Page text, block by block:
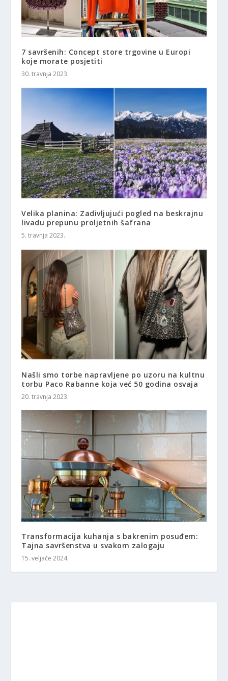
7 savršenih: Concept store trgovine u Europi
koje morate posjetiti
30. travnja 2023.
Velika planina: Zadivljujući pogled na beskrajnu
livadu prepunu proljetnih šafrana
5. travnja 2023.
Našli smo torbe napravljene po uzoru na kultnu
torbu Paco Rabanne koja već 50 godina osvaja
20. travnja 2023.
Transformacija kuhanja s bakrenim posuđem:
Tajna savršenstva u svakom zalogaju
15. veljače 2024.